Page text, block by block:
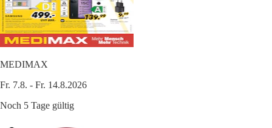
MEDIMAX
Fr. 7.8. - Fr. 14.8.2026
Noch 5 Tage gültig